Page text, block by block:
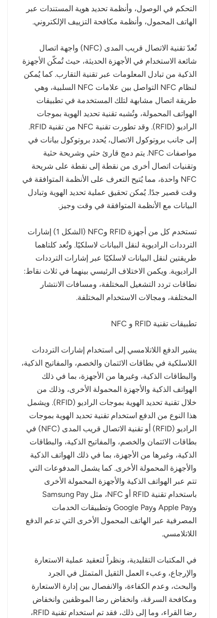
التحكم في الوصول، وأنظمة تحديد هوية المستندات عبر
الهاتف المحمول، وأنظمة مكافحة التزييف الإلكتروني.
تُعدّ تقنية الاتصال قريب المدى (NFC) واجهة اتصال
شائعة الاستخدام في الأجهزة الحديثة، حيث تُمكّن الأجهزة
الذكية من تبادل المعلومات عبر تقنية التقارب. كما يُمكن
لنظام NFC التواصل بين علامات NFC السلبية، وهي
طريقة اتصال مشابهة لتلك المستخدمة في تطبيقات
الهواتف المحمولة، وتُشبه تقنية تحديد الهوية بموجات
الراديو (RFID). وقد تطورت تقنية NFC من تقنية RFID.
إلى جانب بروتوكول الاتصال، يُحدد بروتوكول بيانات في
مواصفات NFC. يتم دمج قارئ حثي وشريحة حثية
وتقنيات اتصال أخرى من نقطة إلى نقطة على شريحة
NFC واحدة، مما يُتيح التعرف على الأنظمة المتوافقة في
وقت قصير جدًا. يُمكن تحقيق عملية تحديد الهوية وتبادل
البيانات مع الأنظمة المتوافقة في وقت وجيز.
تستخدم كل من أجهزة RFID وNFC (الشكل 1) إشارات
الترددات الراديوية لنقل البيانات لاسلكيًا. وتُعد كلتاهما
طريقتين لنقل البيانات لاسلكيًا عبر إشارات الترددات
الراديوية. ويكمن الاختلاف الرئيسي بينهما في ثلاث نقاط:
نطاقات تردد التشغيل المختلفة، ومسافات الانتشار
المختلفة، ومجالات الاستخدام المختلفة.
تطبيقات تقنية RFID و NFC
يشير الدفع اللاتلامسي إلى استخدام إشارات الترددات
اللاسلكية في بطاقات الائتمان والخصم، والمفاتيح الذكية،
والبطاقات الذكية، وغيرها من الأجهزة، بما في ذلك
الهواتف الذكية والأجهزة المحمولة الأخرى، وذلك من
خلال تقنية تحديد الهوية بموجات الراديو (RFID). ويشمل
هذا النوع من الدفع استخدام تقنية تحديد الهوية بموجات
الراديو (RFID) أو تقنية الاتصال قريب المدى (NFC) في
بطاقات الائتمان والخصم، والمفاتيح الذكية، والبطاقات
الذكية، وغيرها من الأجهزة، بما في ذلك الهواتف الذكية
والأجهزة المحمولة الأخرى. كما يشمل المدفوعات التي
تتم عبر الهواتف الذكية والأجهزة المحمولة الأخرى
باستخدام تقنية RFID أو NFC، مثل Samsung Pay
وApple Pay وGoogle Pay وتطبيقات الخدمات
المصرفية عبر الهاتف المحمول الأخرى التي تدعم الدفع
اللاتلامسي.
في المكتبات التقليدية، ونظراً لتعقيد عملية الاستعارة
والإرجاع، وعبء العمل الثقيل المتمثل في الجرد
والبحث، وعدم الكفاءة، والانفصال بين إدارة الاستعارة
ومكافحة السرقة، وانخفاض رضا الموظفين وانخفاض
رضا القراء، وما إلى ذلك، فقد تم استخدام تقنية RFID،